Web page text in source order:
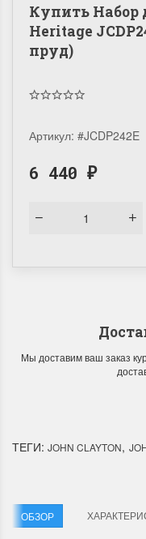
Купить
Heritage
пруд)
Артикул: #JCDP242E
6 440 ₽
Мы доставим ваш заказ
ТЕГИ: JOHN CLAYTON,
ОБЗОР